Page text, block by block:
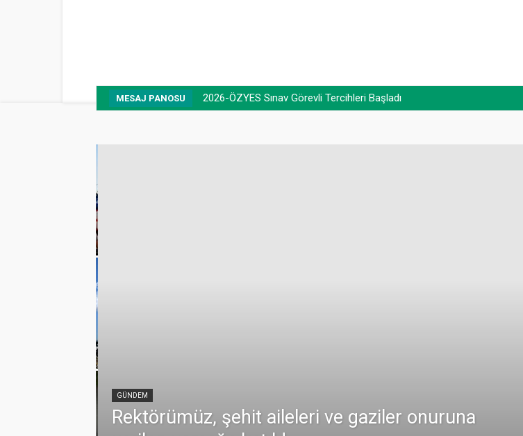
MESAJ PANOSU 2026-ÖZYES Sınav Görevli Tercihleri Başladı
Taziye mesajı (Prof. Dr. Yaşar Zorlu’nun babası Durmuş Zorlu’nun
GÜNDEM
Rektörümüz, şehit aileleri ve gaziler onuruna